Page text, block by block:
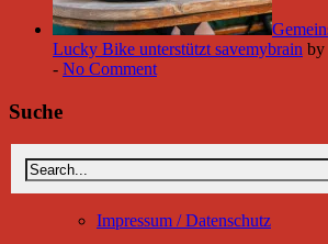
Lucky Bike unterstützt savemybrain by
- No Comment
Suche
Impressum / Datenschutz